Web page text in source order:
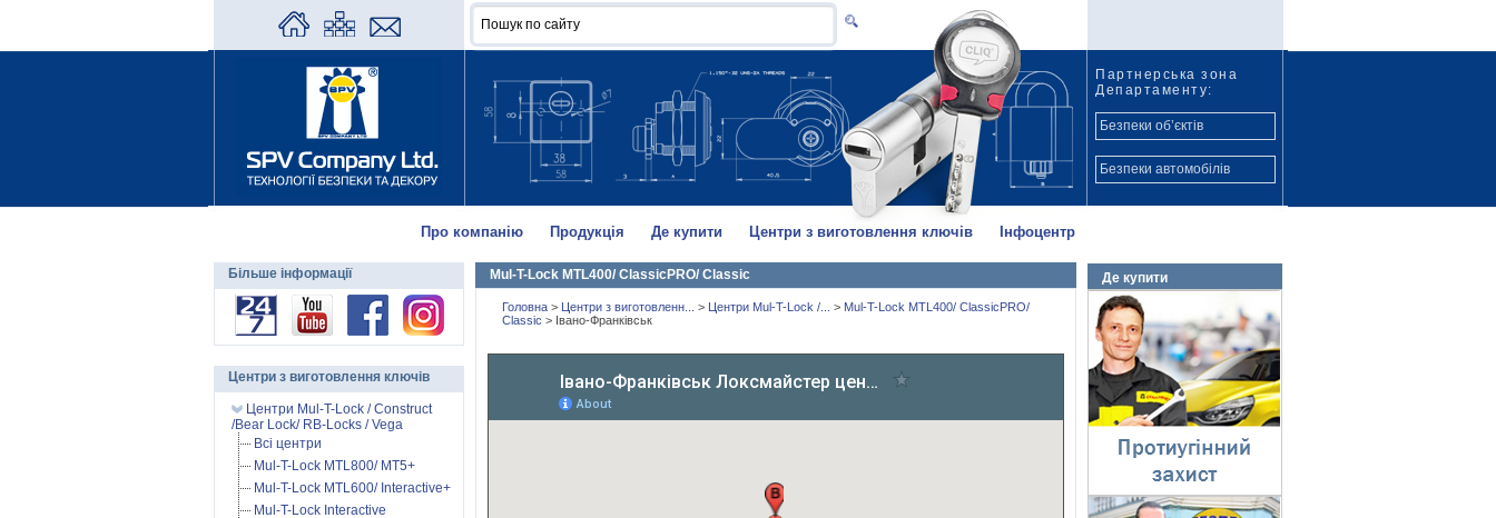
Партнерська зона
Департаменту:
Безпеки об’єктів
Безпеки автомобілів
Про компанію Продукція Де купити Центри з виготовлення ключів Інфоцентр
Mul-T-Lock MTL400/ ClassicPRO/ Classic
Головна > Центри з виготовленн... > Центри Mul-T-Lock /... > Mul-T-Lock MTL400/ ClassicPRO/
Classic > Івано-Франківськ
Де купити
Протиугінний захист
⇓
Захист майна
Більше інформації
Центри з виготовлення ключів
Центри Mul-T-Lock / Construct
/Bear Lock/ RB-Locks / Vega
Всі центри
Mul-T-Lock MTL800/ MT5+
Mul-T-Lock MTL600/ Interactive+
Mul-T-Lock Interactive